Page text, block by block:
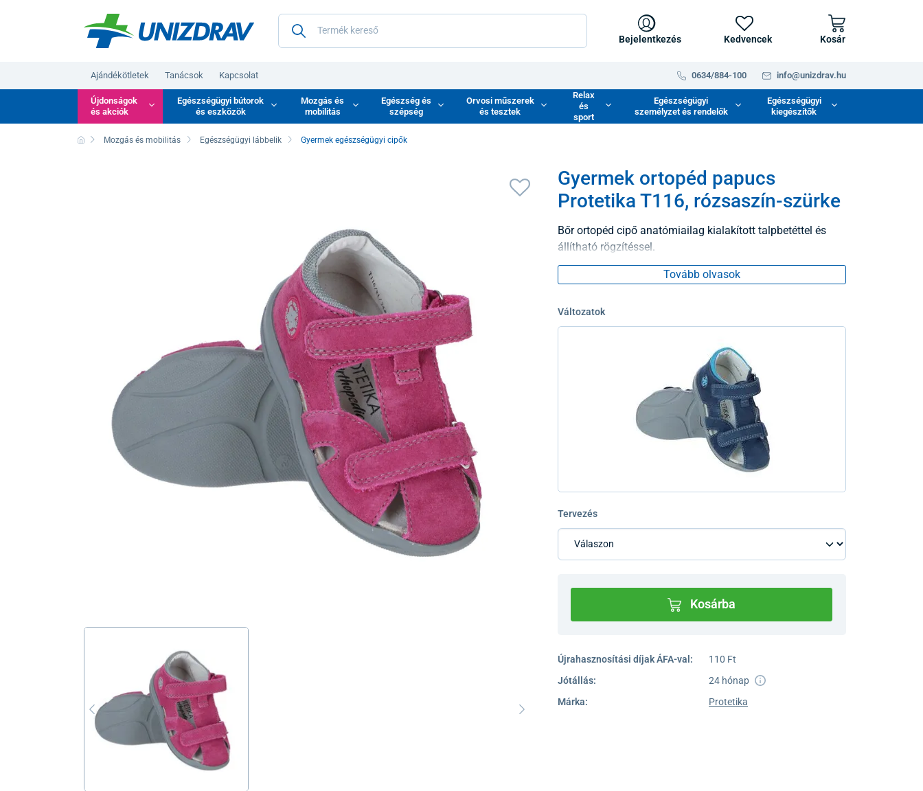
Bejelentkezés Kedvencek Kosár
Ajándékötletek Tanácsok Kapcsolat 0634/884-100 info@unizdrav.hu
Újdonságok
és akciók
Egészségügyi bútorok
és eszközök
Mozgás és
mobilitás
Egészség és
szépség
Orvosi műszerek
és tesztek
Relax
és
sport
Egészségügyi
személyzet és rendelők
Egészségügyi
kiegészítők
Mozgás és mobilitás Egészségügyi lábbelik Gyermek egészségügyi cipők
Gyermek ortopéd papucs
Protetika T116, rózsaszín-szürke
Bőr ortopéd cipő anatómiailag kialakított talpbetéttel és
állítható rögzítéssel.
Tovább olvasok
Változatok
Tervezés
Kosárba
Újrahasznosítási díjak ÁFA-val:
110 Ft
Jótállás:
24 hónap
Márka:
Protetika